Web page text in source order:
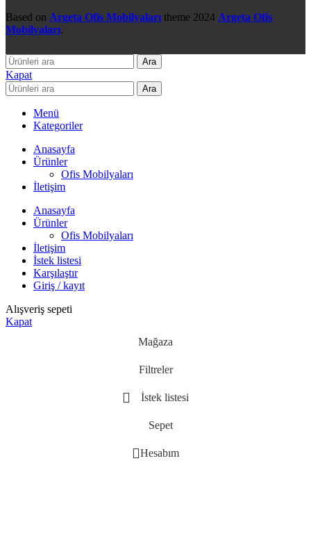
Based on Argeta Ofis Mobilyaları theme 2024 Argeta Ofis
Mobilyaları.
Ara
Kapat
Ara
Menü
Kategoriler
Anasayfa
Ürünler
Ofis Mobilyaları
İletişim
Anasayfa
Ürünler
Ofis Mobilyaları
İletişim
İstek listesi
Karşılaştır
Giriş / kayıt
Alışveriş sepeti
Kapat
Mağaza
Filtreler
İstek listesi
Sepet
Hesabım